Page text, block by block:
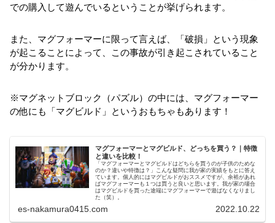
での購入して遊んでいるということが挙げられます。
また、マグフォーマーに限って言えば、「破損」という現象
が起こることによって、この事故が引き起こされていること
が分かります。
※マグネットブロック（パズル）の中には、マグフォーマー
の他にも「マグビルド」というおもちゃもあります！
マグフォーマーとマグビルド、どっちを買う？｜特徴
と違いを比較！
「マグフォーマーとマグビルドはどちらを買うのが子供のためな
のか？違いや特徴は？」こんな疑問に我が家の実績をもとに答え
ています。個人的にはマグビルドがおススメですが、余裕があれ
ばマグフォーマーも１つは買うと良いと思います。我が家の場合
はマグビルドを買った途端にマグフォーマーで遊ばなくなりまし
た（笑）。
es-nakamura0415.com 2022.10.22